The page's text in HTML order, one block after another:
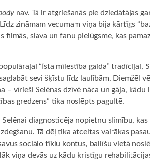
nav. Tā ir atgriešanās pie dziedātājas
zināmam vecumam viņa bija kārtīgs
filmās, slava un fanu pielūgsme, kas
“Īsta mīlestība gaida” tradīcijai,
sevi šķīstu līdz laulībām. Diemžēl
– vīrieši Selēnas dzīvē nāca un gāja, kādu
gredzens” tika noslēpts pagultē.
diagnosticēja nopietnu slimību,
Tā dēļ tika atceltas vairākas
sociālo tīklu kontus, ballīšu vietā
viņa devās uz kādu kristīgu